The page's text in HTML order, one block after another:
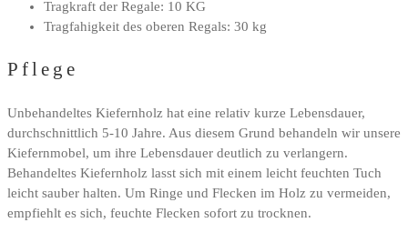
Tragkraft der Regale: 10 KG
Tragfahigkeit des oberen Regals: 30 kg
Pflege
Unbehandeltes Kiefernholz hat eine relativ kurze Lebensdauer,
durchschnittlich 5-10 Jahre. Aus diesem Grund behandeln wir unsere
Kiefernmobel, um ihre Lebensdauer deutlich zu verlangern.
Behandeltes Kiefernholz lasst sich mit einem leicht feuchten Tuch
leicht sauber halten. Um Ringe und Flecken im Holz zu vermeiden,
empfiehlt es sich, feuchte Flecken sofort zu trocknen.